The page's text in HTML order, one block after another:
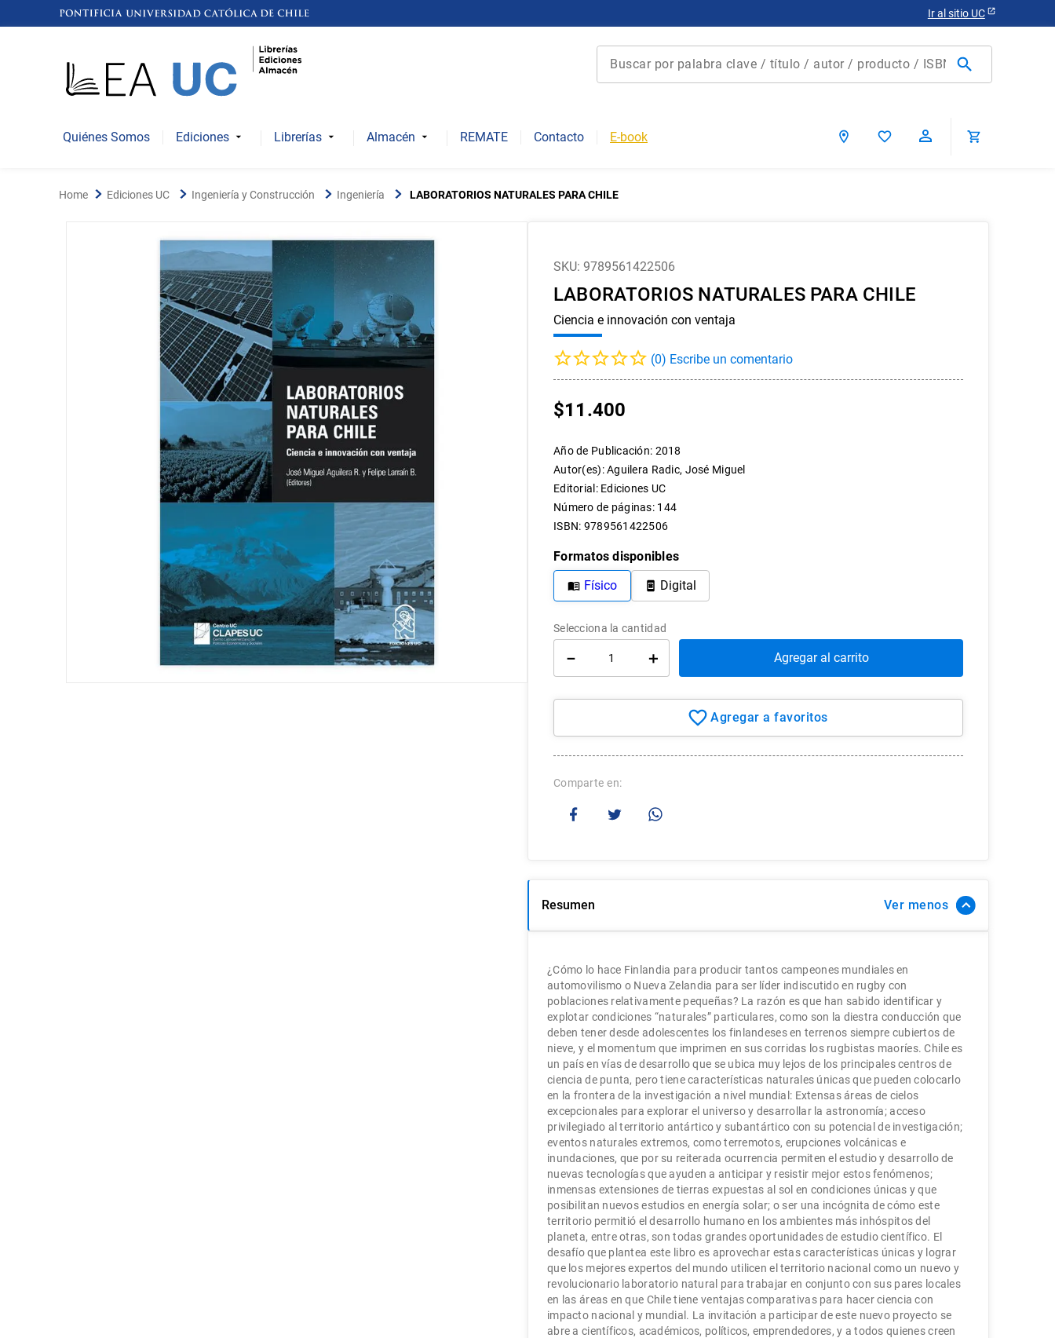
Ir al sitio UC
Buscar por palabra clave / título / autor / producto / ISBN
6. historia chile
7. historia
8. historia república chile
Quiénes Somos Ediciones Librerías Almacén REMATE Contacto E-book
Ediciones UC Ingeniería y Construcción Ingeniería LABORATORIOS NATURALES PARA CHILE
SKU: 9789561422506
LABORATORIOS NATURALES PARA CHILE
Ciencia e innovación con ventaja
(0)
$11 .400
Año de Publicación: 2018
Autor(es):Aguilera Radic, José Miguel
Editorial : Ediciones UC
Número de páginas: 144
ISBN: 9789561422506
Formatos disponibles
Físico
Digital
＋
－ Agregar al carrito
Comparte
Resumen Ver
¿Cómo lo hace Finlandia para producir tantos campeones mundiales en
automovilismo o Nueva Zelandia para ser líder indiscutido en rugby con
poblaciones relativamente pequeñas? La razón es que han sabido identificar y
explotar condiciones “naturales” particulares, como son la diestra conducción que
deben tener desde adolescentes los finlandeses en terrenos siempre cubiertos de
nieve, y el momentum que imprimen en sus corridas los rugbistas maoríes. Chile es
un país en vías de desarrollo que se ubica muy lejos de los principales centros de
ciencia de punta, pero tiene características naturales únicas que pueden colocarlo
en la frontera de la investigación a nivel mundial: Extensas áreas de cielos
excepcionales para explorar el universo y desarrollar la astronomía; acceso
privilegiado al territorio antártico y subantártico con su potencial de investigación;
eventos naturales extremos, como terremotos, erupciones volcánicas e
inundaciones, que por su reiterada ocurrencia permiten el estudio y desarrollo de
nuevas tecnologías que ayuden a anticipar y resistir mejor estos fenómenos;
inmensas extensiones de tierras expuestas al sol en condiciones únicas y que
posibilitan nuevos estudios en energía solar; o ser una incógnita de cómo este
territorio permitió el desarrollo humano en los ambientes más inhóspitos del
planeta, entre otras, son todas grandes oportunidades de estudio científico. El
desafío que plantea este libro es aprovechar estas características únicas y lograr
que los mejores expertos del mundo utilicen el territorio nacional como un nuevo y
revolucionario laboratorio natural para trabajar en conjunto con sus pares locales
en las áreas en que Chile tiene ventajas comparativas para hacer ciencia con
impacto nacional y mundial. La invitación a participar de este nuevo proyecto se
abre a científicos, académicos, políticos, emprendedores, y a todos quienes creen